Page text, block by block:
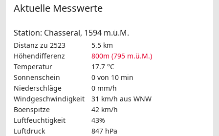
Aktuelle Messwerte
Station: Chasseral, 1594 m.ü.M.
Distanz zu 2523
5.5 km
Höhendifferenz
800m (795 m.ü.M.)
Temperatur
17.7 °C
Sonnenschein
0 von 10 min
Niederschläge
0 mm/h
Windgeschwindigkeit
31 km/h aus WNW
Böenspitze
42 km/h
Luftfeuchtigkeit
43%
Luftdruck
847 hPa